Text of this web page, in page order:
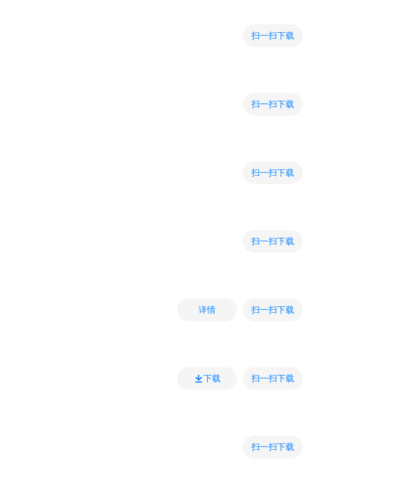
扫一扫下载
扫一扫下载
扫一扫下载
扫一扫下载
详情 扫一扫下载
下载 扫一扫下载
扫一扫下载